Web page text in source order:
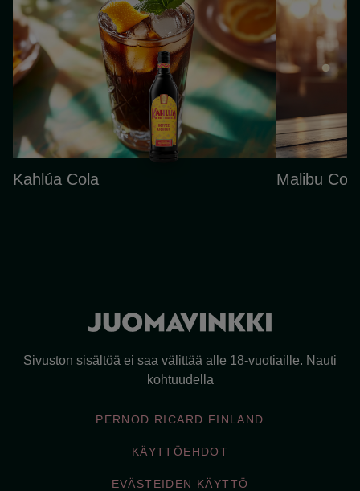
Kahlúa Cola Malibu
Sivuston sisältöä ei saa välittää alle 18-vuotiaille. Nauti
kohtuudella
PERNOD RICARD FINLAND
KÄYTTÖEHDOT
EVÄSTEIDEN KÄYTTÖ